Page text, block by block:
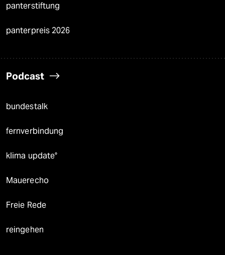
panterstiftung
panterpreis 2026
Podcast
bundestalk
fernverbindung
klima update°
Mauerecho
Freie Rede
reingehen